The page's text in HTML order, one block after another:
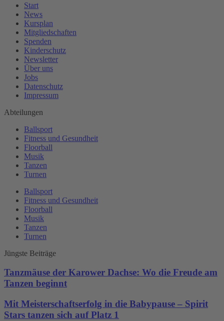
Start
News
Kursplan
Mitgliedschaften
Spenden
Kinderschutz
Newsletter
Über uns
Jobs
Datenschutz
Impressum
Abteilungen
Ballsport
Fitness und Gesundheit
Floorball
Musik
Tanzen
Turnen
Ballsport
Fitness und Gesundheit
Floorball
Musik
Tanzen
Turnen
Jüngste Beiträge
Tanzmäuse der Karower Dachse: Wo die Freude am
Tanzen beginnt
Mit Meisterschaftserfolg in die Babypause – Spirit
Stars tanzen sich auf Platz 1